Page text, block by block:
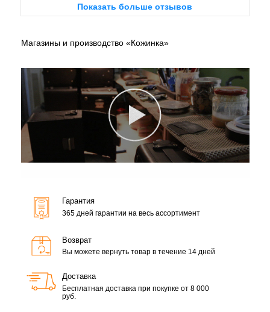
Показать больше отзывов
Магазины и производство «Кожинка»
Гарантия
365 дней гарантии на весь ассортимент
Возврат
Вы можете вернуть товар в течение 14 дней
Доставка
Бесплатная доставка при покупке от 8 000
руб.